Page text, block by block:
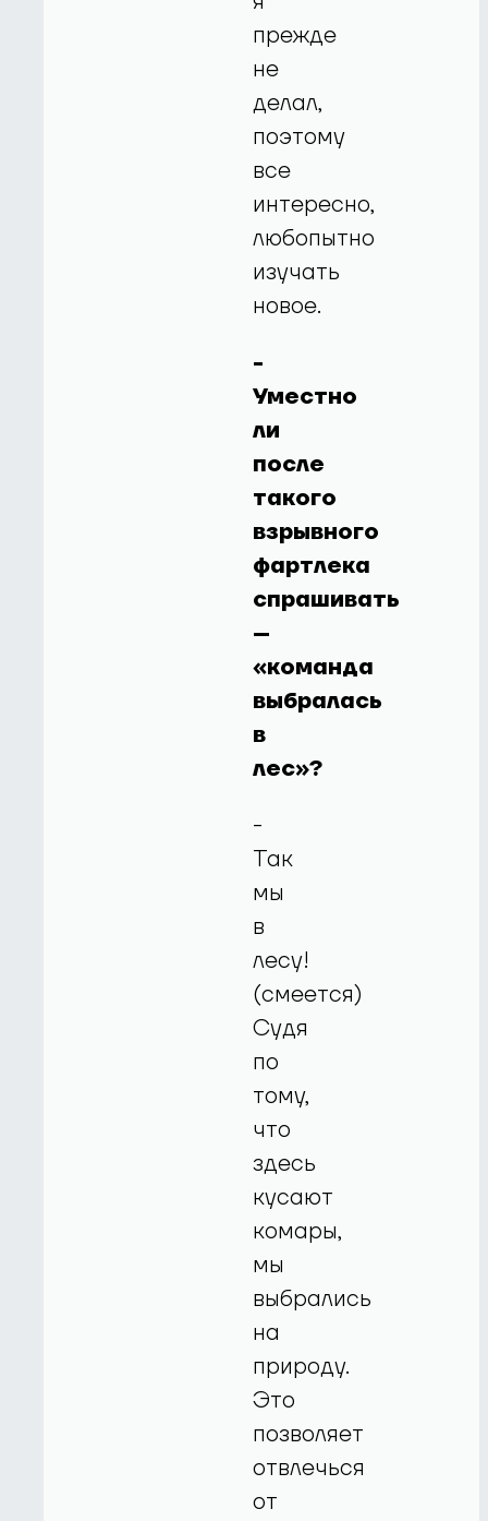
прежде
не
делал,
поэтому
все
интересно,
любопытно
изучать
новое.
-
Уместно
ли
после
такого
взрывного
фартлека
спрашивать
–
«команда
выбралась
в
лес»?
-
Так
мы
в
лесу!
(смеется)
Судя
по
тому,
что
здесь
кусают
комары,
мы
выбрались
на
природу.
Это
позволяет
отвлечься
от